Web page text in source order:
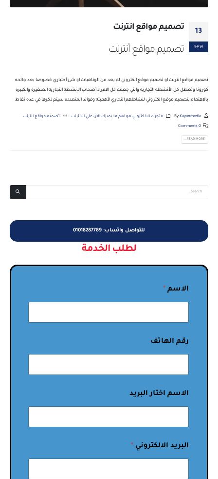
13
يونيو
تصميم مواقع انترنت
تصميم مواقع أنترنت
تصميم مواقع انترنت او تصميم موقع الكتروني لم يعد من الرفاهيات او شئ أختياري خصوصا بعد جائحه
كورونا وتعطل كل الأنشطه التجاريه والتي جعلت كل الافراد أصحاب الانشطه التجاريه الصغيره والكبيره
بالاهتمام بتصميم موقع الكتروني لنشاطهم التجاري لأهميته وفوائد المتعدده سيتم ذكرها في عده نقاط
By Kayanmedia متجرك الالكتروني هو اهم ما يميزك الان علي الانترنت تصميم مواقع انترنت
0 Comments
READ MORE...
للتواصل واتساب: 01018287789
لطلب الخدمة
الاسم *
رقم الهاتف
الاسم اختار البريد
البريد الالكتروني *